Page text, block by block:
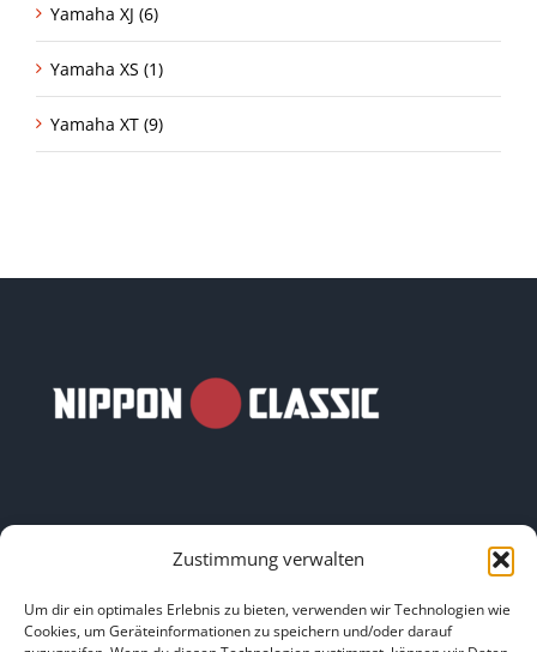
Zustimmung verwalten
Um dir ein optimales Erlebnis zu bieten, verwenden wir Technologien wie
Cookies, um Geräteinformationen zu speichern und/oder darauf
Yamaha XJ (6)
Yamaha XS (1)
Yamaha XT (9)